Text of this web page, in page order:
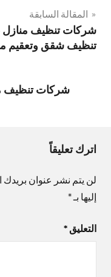
تصفّح
المقالات
المقالة السابقة
تنظيف شقق وتعقيم
اترك تعليقاً
لن يتم نشر عنوان بريدك
إليها بـ*
التعليق *